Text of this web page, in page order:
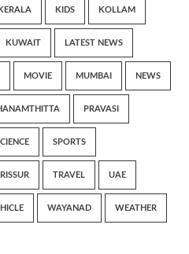
KERALA KIDS KOLLAM
KUWAIT LATEST NEWS
MOVIE MUMBAI NEWS
PRAVASI
SPORTS
TRAVEL UAE
WAYANAD WEATHER